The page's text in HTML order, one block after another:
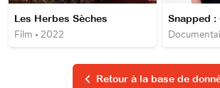
Les Herbes Sèches
Film • 2022
Retour à la base de